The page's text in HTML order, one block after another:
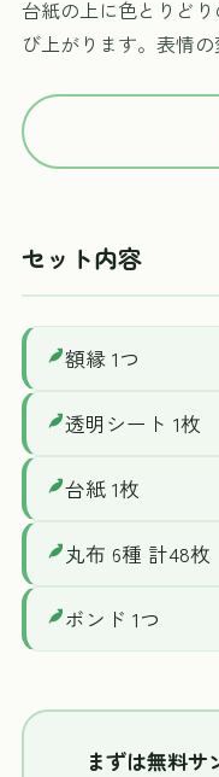
台紙の上に色とりど
び上がります。表情
セット内容
額縁 1つ
透明シート 1枚
台紙 1枚
丸布 6種 計48枚
ボンド 1つ
まずは無料サ